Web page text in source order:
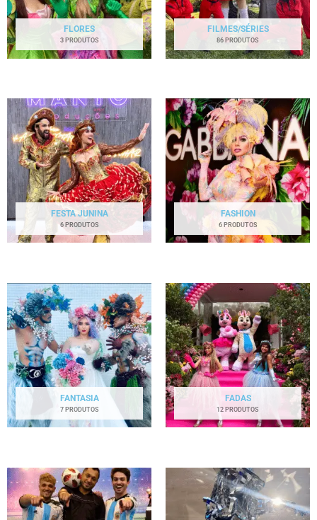
FLORES
3 PRODUTOS
FILMES/SÉRIES
86 PRODUTOS
FESTA JUNINA
6 PRODUTOS
FASHION
6 PRODUTOS
FANTASIA
7 PRODUTOS
FADAS
12 PRODUTOS